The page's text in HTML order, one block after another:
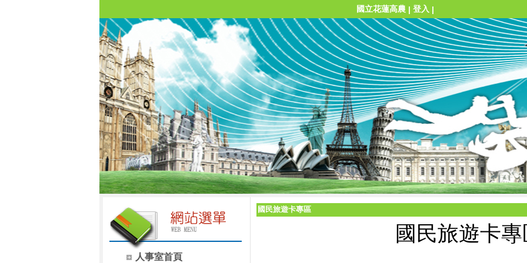
國立花蓮高農 | 登入 |
人事室首頁
國民旅遊卡專區
國民旅遊卡